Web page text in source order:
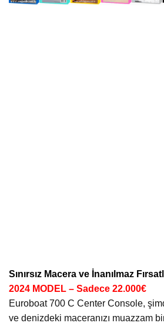
Sınırsız Macera ve İnanılmaz
2024 MODEL – Sadece 22.000€
Euroboat 700 C Center Console,
ve denizdeki maceranızı muazzam